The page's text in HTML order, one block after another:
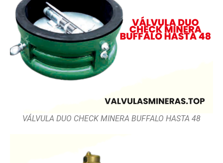
VÁLVULA DUO CHECK MINERA BUFFALO HASTA 48